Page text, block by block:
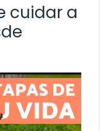
cuidar a